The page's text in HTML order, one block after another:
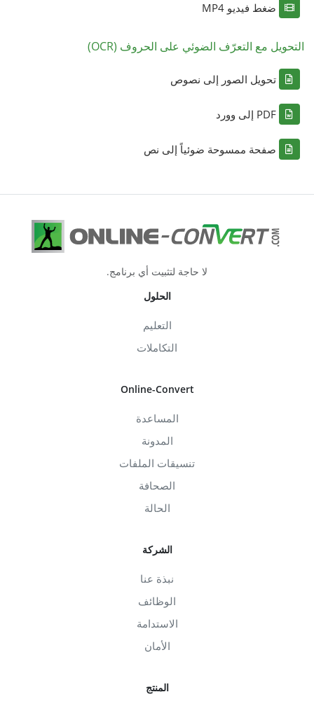
ضغط فيديو MP4
التحويل مع التعرّف الضوئي على الحروف (OCR)
تحويل الصور إلى نصوص
PDF إلى وورد
صفحة ممسوحة ضوئياً إلى نص
لا حاجة لتثبيت أي برنامج.
الحلول
التعليم
التكاملات
Online-Convert
المساعدة
المدونة
تنسيقات الملفات
الصحافة
الحالة
الشركة
نبذة عنا
الوظائف
الاستدامة
الأمان
المنتج